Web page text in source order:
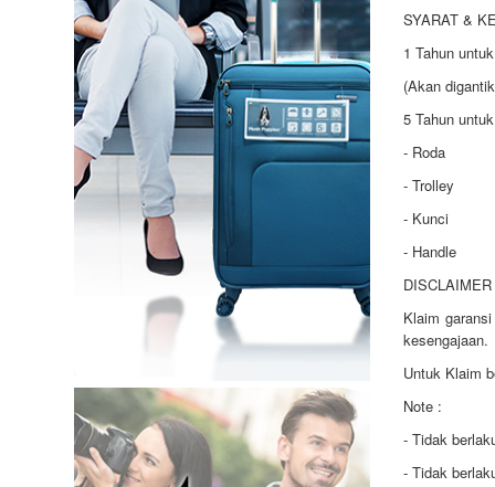
SYARAT &
1 Tahun
(Akan
5 Tahun
- Roda
- Trolley
- Kunci
- Handle
Klaim
kesengajaan.
Untuk Klaim
Note :
- Tidak
- Tidak